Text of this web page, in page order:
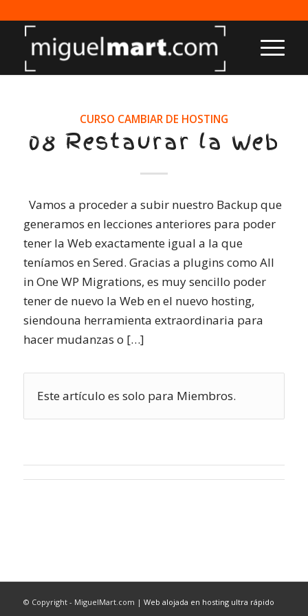
CURSO CAMBIAR DE HOSTING
08 Restaurar la Web
Vamos a proceder a subir nuestro Backup que
generamos en lecciones anteriores para poder
tener la Web exactamente igual a la que
teníamos en Sered. Gracias a plugins como All
in One WP Migrations, es muy sencillo poder
tener de nuevo la Web en el nuevo hosting,
siendouna herramienta extraordinaria para
hacer mudanzas o […]
Este artículo es solo para Miembros.
© Copyright - MiguelMart.com | Web alojada en hosting ultra rápido